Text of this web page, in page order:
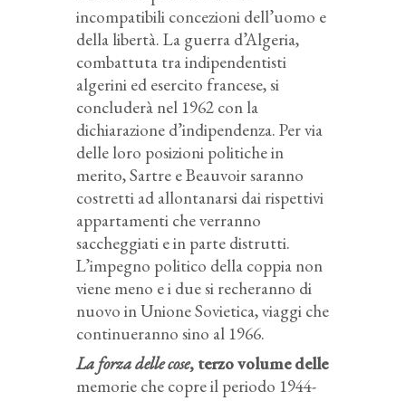
incompatibili concezioni dell’uomo e
della libertà. La guerra d’Algeria,
combattuta tra indipendentisti
algerini ed esercito francese, si
concluderà nel 1962 con la
dichiarazione d’indipendenza. Per via
delle loro posizioni politiche in
merito, Sartre e Beauvoir saranno
costretti ad allontanarsi dai rispettivi
appartamenti che verranno
saccheggiati e in parte distrutti.
L’impegno politico della coppia non
viene meno e i due si recheranno di
nuovo in Unione Sovietica, viaggi che
continueranno sino al 1966.
La forza delle cose, terzo volume delle
memorie che copre il periodo 1944-